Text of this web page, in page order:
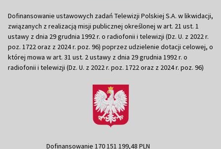
Dofinansowanie ustawowych zadań Telewizji Polskiej S.A. w likwidacji,
związanych z realizacją misji publicznej określonej w art. 21 ust. 1
ustawy z dnia 29 grudnia 1992 r. o radiofonii i telewizji (Dz. U. z 2022 r.
poz. 1722 oraz z 2024 r. poz. 96) poprzez udzielenie dotacji celowej, o
której mowa w art. 31 ust. 2 ustawy z dnia 29 grudnia 1992 r. o
radiofonii i telewizji (Dz. U. z 2022 r. poz. 1722 oraz z 2024 r. poz. 96)
Dofinansowanie 170 151 199,48 PLN